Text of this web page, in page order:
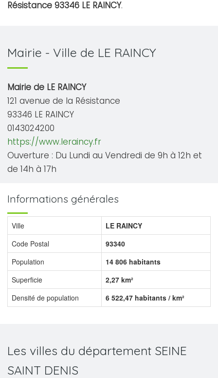
Résistance 93346 LE RAINCY.
Mairie - Ville de LE RAINCY
Mairie de LE RAINCY
121 avenue de la Résistance
93346 LE RAINCY
0143024200
https://www.leraincy.fr
Ouverture : Du Lundi au Vendredi de 9h à 12h et
de 14h à 17h
Informations générales
Ville
LE RAINCY
Code Postal
93340
Population
14 806 habitants
Superficie
2,27 km²
Densité de population
6 522,47 habitants / km²
Les villes du département SEINE
SAINT DENIS